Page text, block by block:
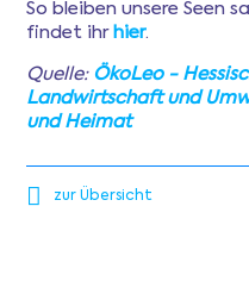
So bleiben unsere Seen
findet ihr hier.
Quelle: ÖkoLeo -
Landwirtschaft und
und Heimat
zur Übersicht